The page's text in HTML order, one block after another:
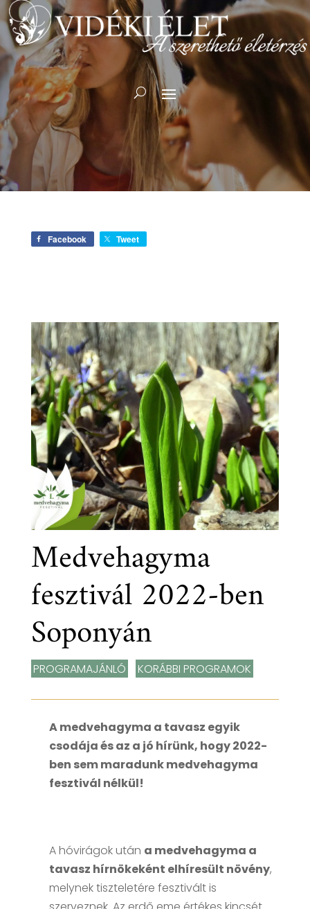
Facebook Tweet
Medvehagyma
fesztivál 2022-ben
Soponyán
PROGRAMAJÁNLÓ KORÁBBI PROGRAMOK
A medvehagyma a tavasz egyik
csodája és az a jó hírünk, hogy 2022-
ben sem maradunk medvehagyma
fesztivál nélkül!
A hóvirágok után a medvehagyma a
tavasz hírnökeként elhíresült növény,
melynek tiszteletére fesztivált is